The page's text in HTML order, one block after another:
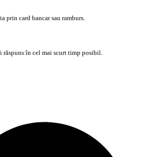
prin card bancar sau ramburs.
în cel mai scurt timp posibil.